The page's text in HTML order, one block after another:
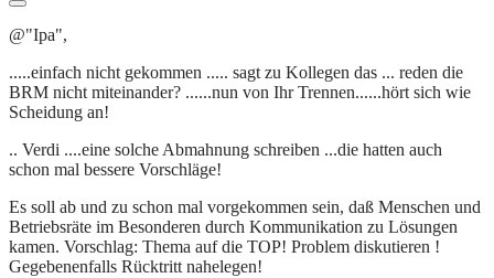
@"Ipa",
.....einfach nicht gekommen ..... sagt zu Kollegen das ... reden die
BRM nicht miteinander? ......nun von Ihr Trennen......hört sich wie
Scheidung an!
.. Verdi ....eine solche Abmahnung schreiben ...die hatten auch
schon mal bessere Vorschläge!
Es soll ab und zu schon mal vorgekommen sein, daß Menschen und
Betriebsräte im Besonderen durch Kommunikation zu Lösungen
kamen. Vorschlag: Thema auf die TOP! Problem diskutieren !
Gegebenenfalls Rücktritt nahelegen!